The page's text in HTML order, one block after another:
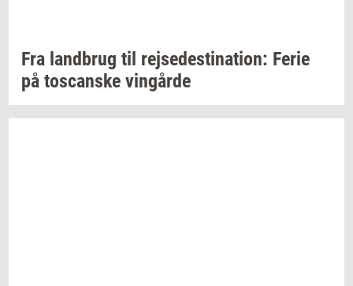
Fra land­brug til rej­se­desti­na­tion: Ferie
på toscan­ske vin­går­de